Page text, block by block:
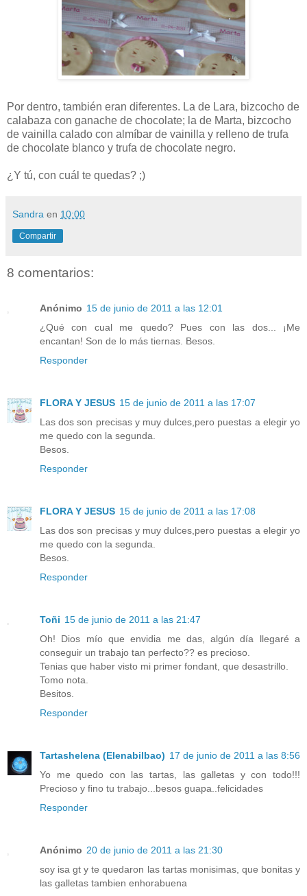
Por dentro, también eran diferentes. La de Lara, bizcocho de
calabaza con ganache de chocolate; la de Marta, bizcocho
de vainilla calado con almíbar de vainilla y relleno de trufa
de chocolate blanco y trufa de chocolate negro.
¿Y tú, con cuál te quedas? ;)
Sandra en 10:00
Compartir
8 comentarios:
Anónimo 15 de junio de 2011 a las 12:01
¿Qué con cual me quedo? Pues con las dos... ¡Me
encantan! Son de lo más tiernas. Besos.
Responder
FLORA Y JESUS 15 de junio de 2011 a las 17:07
Las dos son precisas y muy dulces,pero puestas a elegir yo
me quedo con la segunda.
Besos.
Responder
FLORA Y JESUS 15 de junio de 2011 a las 17:08
Las dos son precisas y muy dulces,pero puestas a elegir yo
me quedo con la segunda.
Besos.
Responder
Toñi 15 de junio de 2011 a las 21:47
Oh! Dios mío que envidia me das, algún día llegaré a
conseguir un trabajo tan perfecto?? es precioso.
Tenias que haber visto mi primer fondant, que desastrillo.
Tomo nota.
Besitos.
Responder
Tartashelena (Elenabilbao) 17 de junio de 2011 a las 8:56
Yo me quedo con las tartas, las galletas y con todo!!!
Precioso y fino tu trabajo...besos guapa..felicidades
Responder
Anónimo 20 de junio de 2011 a las 21:30
soy isa gt y te quedaron las tartas monisimas, que bonitas y
las galletas tambien enhorabuena